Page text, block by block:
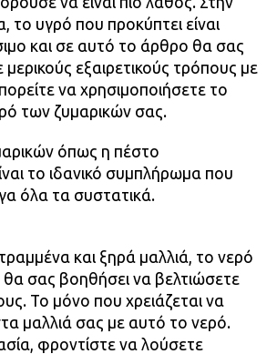
το υγρό που προκύπτει είναι
και σε αυτό το άρθρο θα σας
εξαιρετικούς τρόπους με
να χρησιμοποιήσετε το
των ζυμαρικών σας.
όπως η πέστο
το ιδανικό συμπλήρωμα που
όλα τα συστατικά.
και ξηρά μαλλιά, το νερό
σας βοηθήσει να βελτιώσετε
Το μόνο που χρειάζεται να
μαλλιά σας με αυτό το νερό.
φροντίστε να λούσετε